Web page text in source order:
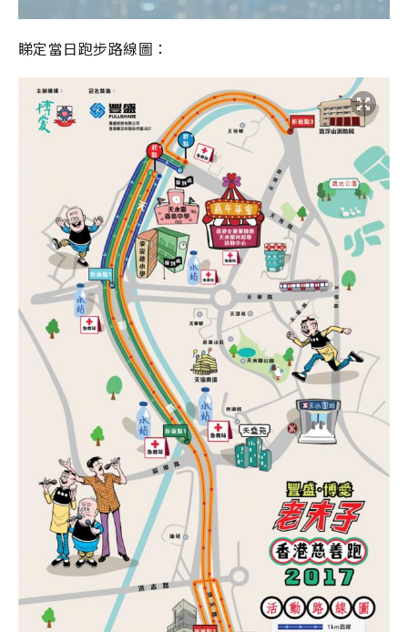
睇定當日跑步路線圖：